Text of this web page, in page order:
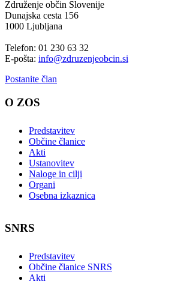
Združenje občin Slovenije
Dunajska cesta 156
1000 Ljubljana
Telefon: 01 230 63 32
E-pošta: info@zdruzenjeobcin.si
Postanite član
O ZOS
Predstavitev
Občine članice
Akti
Ustanovitev
Naloge in cilji
Organi
Osebna izkaznica
SNRS
Predstavitev
Občine članice SNRS
Akti